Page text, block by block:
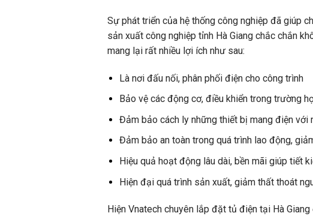
Sự phát triển của hệ thống công nghiệp đã giúp
sản xuất công nghiệp tỉnh Hà Giang chắc chắn
mang lại rất nhiều lợi ích như sau:
Là nơi đấu nối, phân phối điện cho công trình
Bảo vệ các động cơ, điều khiển trong trường
Đảm bảo cách ly những thiết bị mang điện
Đảm bảo an toàn trong quá trình lao động,
Hiệu quả hoạt động lâu dài, bền mãi giúp tiết
Hiện đại quá trình sản xuất, giảm thất thoát
Hiện Vnatech chuyên lắp đặt tủ điện tại Hà